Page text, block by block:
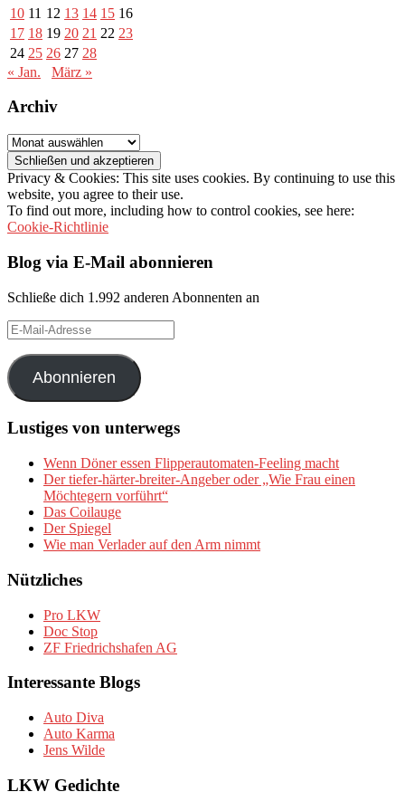
10 11 12 13 14 15 16
17 18 19 20 21 22 23
24 25 26 27 28
« Jan.
März »
Archiv
Archiv
Privacy & Cookies: This site uses cookies. By continuing to use this
website, you agree to their use.
To find out more, including how to control cookies, see here:
Cookie-Richtlinie
Blog via E-Mail abonnieren
Schließe dich 1.992 anderen Abonnenten an
E-
Mail-
Adresse
Abonnieren
Lustiges von unterwegs
Wenn Döner essen Flipperautomaten-Feeling macht
Der tiefer-härter-breiter-Angeber oder „Wie Frau einen
Möchtegern vorführt“
Das Coilauge
Der Spiegel
Wie man Verlader auf den Arm nimmt
Nützliches
Pro LKW
Doc Stop
ZF Friedrichshafen AG
Interessante Blogs
Auto Diva
Auto Karma
Jens Wilde
LKW Gedichte